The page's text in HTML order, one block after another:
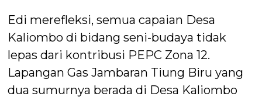
Edi merefleksi, semua capaian Desa
Kaliombo di bidang seni-budaya tidak
lepas dari kontribusi PEPC Zona 12.
Lapangan Gas Jambaran Tiung Biru yang
dua sumurnya berada di Desa Kaliombo